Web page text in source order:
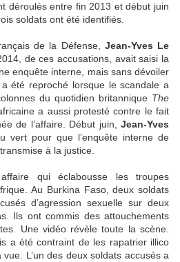
déroulés entre fin 2013 et début juin
soldats ont été identifiés.
de la Défense, Jean-Yves Le
de ces accusations, avait saisi la
enquête interne, mais sans dévoiler
été reproché lorsque le scandale a
du quotidien britannique The
a aussi protesté contre le fait
de l’affaire. Début juin, Jean-Yves
vert pour que l’enquête interne de
à la justice.
qui éclabousse les troupes
Au Burkina Faso, deux soldats
d’agression sexuelle sur deux
Ils ont commis des attouchements
Une vidéo révèle toute la scène.
a été contraint de les rapatrier illico
L’un des deux soldats accusés a